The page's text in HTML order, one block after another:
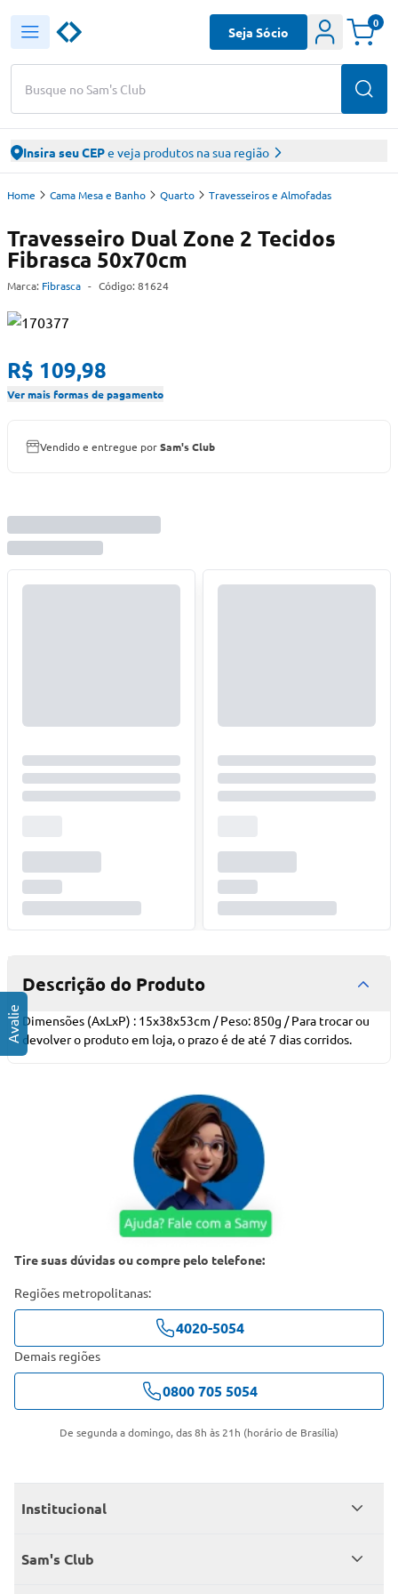
Busque no Sam's Club
Seja Sócio
0
Insira seu CEPe veja produtos na sua região
Home Cama Mesa e Banho Quarto Travesseiros e Almofadas
Travesseiro Dual Zone 2 Tecidos
Fibrasca 50x70cm
Marca: Fibrasca - Código: 81624
R$ 109,98
Ver mais formas de pagamento
Vendido e entregue porSam's Club
Descrição do Produto
Dimensões (AxLxP) : 15x38x53cm / Peso: 850g / Para trocar ou
devolver o produto em loja, o prazo é de até 7 dias corridos.
Tire suas dúvidas ou compre pelo telefone:
Regiões metropolitanas:
4020-5054
Demais regiões
0800 705 5054
De segunda a domingo, das 8h às 21h (horário de Brasília)
Institucional
Quem somos
Sam's Club